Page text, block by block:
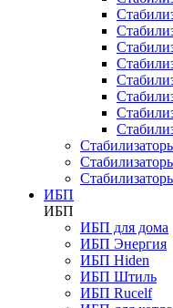
ИБП
ИБП
ИБП для дома
ИБП Энергия
ИБП Hiden
ИБП Штиль
ИБП Rucelf